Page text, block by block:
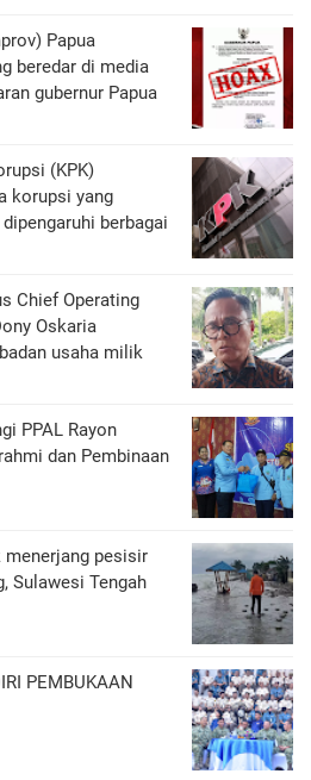
Papua
beredar di media
gubernur Papua
(KPK)
korupsi yang
berbagai
Chief Operating
Oskaria
usaha milik
PPAL Rayon
dan Pembinaan
pesisir
Sulawesi Tengah
PEMBUKAAN